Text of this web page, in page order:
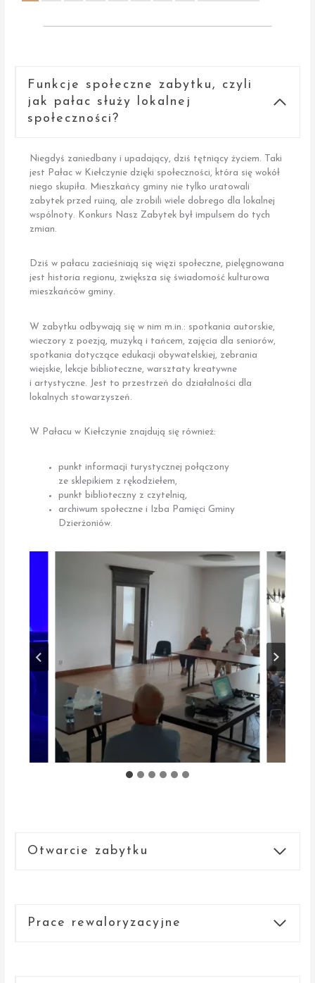
Funkcje społeczne zabytku, czyli
jak pałac służy lokalnej
społeczności?
Niegdyś zaniedbany i upadający, dziś tętniący życiem. Taki
jest Pałac w Kiełczynie dzięki społeczności, która się wokół
niego skupiła. Mieszkańcy gminy nie tylko uratowali
zabytek przed ruiną, ale zrobili wiele dobrego dla lokalnej
wspólnoty. Konkurs Nasz Zabytek był impulsem do tych
zmian.
Dziś w pałacu zacieśniają się więzi społeczne, pielęgnowana
jest historia regionu, zwiększa się świadomość kulturowa
mieszkańców gminy.
W zabytku odbywają się w nim m.in.: spotkania autorskie,
wieczory z poezją, muzyką i tańcem, zajęcia dla seniorów,
spotkania dotyczące edukacji obywatelskiej, zebrania
wiejskie, lekcje biblioteczne, warsztaty kreatywne
i artystyczne. Jest to przestrzeń do działalności dla
lokalnych stowarzyszeń.
W Pałacu w Kiełczynie znajdują się również:
punkt informacji turystycznej połączony
ze sklepikiem z rękodziełem,
punkt biblioteczny z czytelnią,
archiwum społeczne i Izba Pamięci Gminy
Dzierżoniów.
Otwarcie zabytku
Prace rewaloryzacyjne